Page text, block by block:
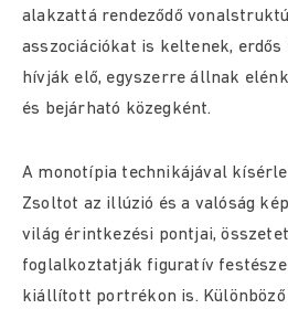
alakzattá rendeződő
asszociációkat is keltenek,
hívják elő, egyszerre állnak
és bejárható közegként.
A monotípia technikájával
Zsoltot az illúzió és a valóság
világ érintkezési pontjai,
foglalkoztatják figuratív
kiállított portrékon is. Különböző